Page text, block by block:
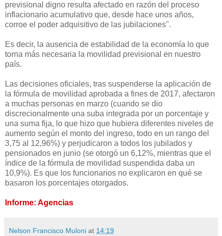
previsional digno resulta afectado en razón del proceso
inflacionario acumulativo que, desde hace unos años,
corroe el poder adquisitivo de las jubilaciones".
Es decir, la ausencia de estabilidad de la economía lo que
torna más necesaria la movilidad previsional en nuestro
país.
Las decisiones oficiales, tras suspenderse la aplicación de
la fórmula de movilidad aprobada a fines de 2017, afectaron
a muchas personas en marzo (cuando se dio
discrecionalmente una suba integrada por un porcentaje y
una suma fija, lo que hizo que hubiera diferentes niveles de
aumento según el monto del ingreso, todo en un rango del
3,75 al 12,96%) y perjudicaron a todos los jubilados y
pensionados en junio (se otorgó un 6,12%, mientras que el
índice de la fórmula de movilidad suspendida daba un
10,9%). Es que los funcionarios no explicaron en qué se
basaron los porcentajes otorgados.
Informe: Agencias
Nelson Francisco Muloni at 14:19